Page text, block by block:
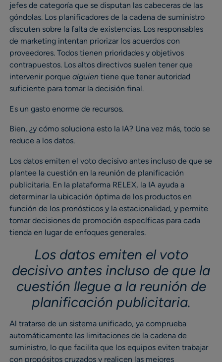
jefes de categoría que se disputan las cabeceras de las
góndolas. Los planificadores de la cadena de suministro
discuten sobre la falta de existencias. Los responsables
de marketing intentan priorizar los acuerdos con
proveedores. Todos tienen prioridades y objetivos
contrapuestos. Los altos directivos suelen tener que
intervenir porque alguien tiene que tener autoridad
suficiente para tomar la decisión final.
Es un gasto enorme de recursos.
Bien, ¿y cómo soluciona esto la IA? Una vez más, todo se
reduce a los datos.
Los datos emiten el voto decisivo antes incluso de que se
plantee la cuestión en la reunión de planificación
publicitaria. En la plataforma RELEX, la IA ayuda a
determinar la ubicación óptima de los productos en
función de los pronósticos y la estacionalidad, y permite
tomar decisiones de promoción específicas para cada
tienda en lugar de enfoques generales.
Los datos emiten el voto
decisivo antes incluso de que la
cuestión llegue a la reunión de
planificación publicitaria.
Al tratarse de un sistema unificado, ya comprueba
automáticamente las limitaciones de la cadena de
suministro, lo que facilita que los equipos eviten trabajar
con propósitos cruzados y realicen las mejores